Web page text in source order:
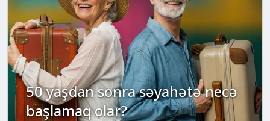
50 yaşdan sonra səyahətə necə
başlamaq olar?